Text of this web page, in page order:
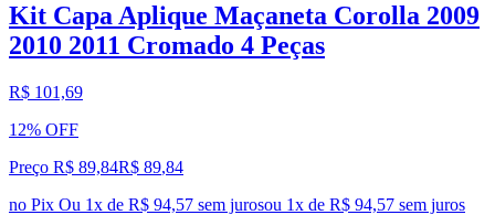
Kit Capa Aplique Maçaneta Corolla 2009
2010 2011 Cromado 4 Peças
R$ 101,69
12% OFF
Preço R$ 89,84R$ 89,84
no Pix Ou 1x de R$ 94,57 sem jurosou 1x de R$ 94,57 sem juros